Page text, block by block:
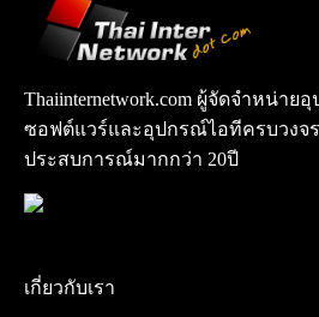
Thaiinternetwork.com ผู้จัดจำหน่าย
ซอฟต์แวร์และอุปกรณ์ไอทีครบวงจ
ประสบการณ์มากกว่า 20ปี
เกี่ยวกับเรา